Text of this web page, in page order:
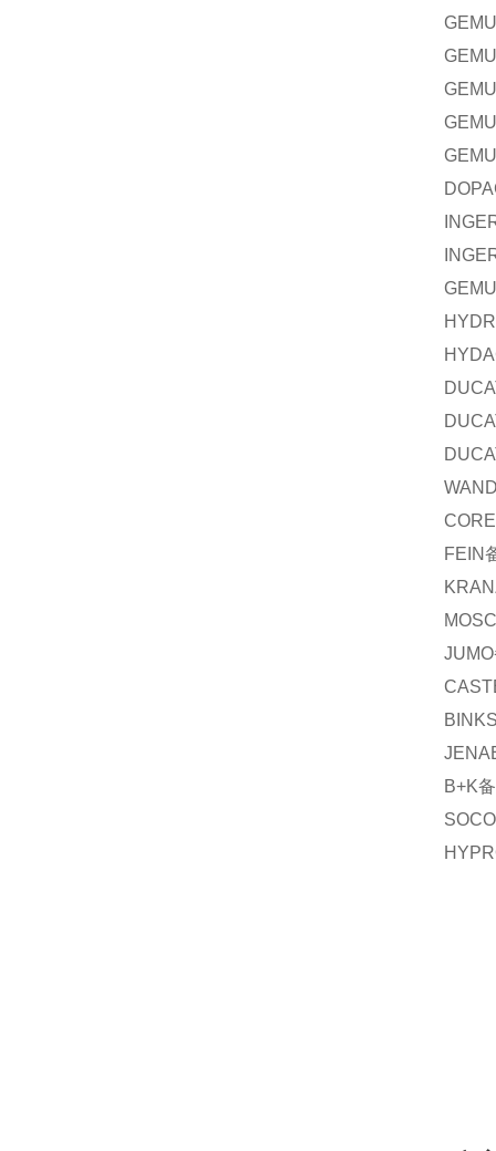
GEMU
GEMU
GEMU
GEMU
GEMU
GEMU
FEIN
JUMO
B+K